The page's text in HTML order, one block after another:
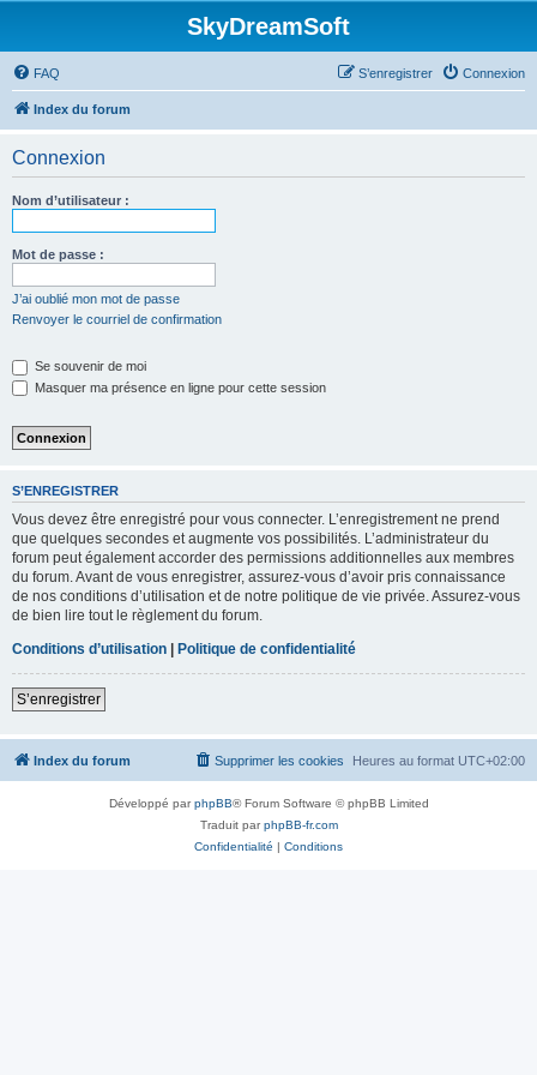
SkyDreamSoft
FAQ Connexion
S’enregistrer
Index du forum
Connexion
Nom d’utilisateur :
Mot de passe :
J’ai oublié mon mot de passe
Renvoyer le courriel de confirmation
Se souvenir de moi
Masquer ma présence en ligne pour cette session
S’ENREGISTRER
Vous devez être enregistré pour vous connecter. L’enregistrement ne prend
que quelques secondes et augmente vos possibilités. L’administrateur du
forum peut également accorder des permissions additionnelles aux membres
du forum. Avant de vous enregistrer, assurez-vous d’avoir pris connaissance
de nos conditions d’utilisation et de notre politique de vie privée. Assurez-vous
de bien lire tout le règlement du forum.
Conditions d’utilisation | Politique de confidentialité
S’enregistrer
Index du forum Heures au format UTC+02:00
Supprimer les cookies
Développé parphpBB® Forum Software © phpBB Limited
Traduit parphpBB-fr.com
Confidentialité | Conditions